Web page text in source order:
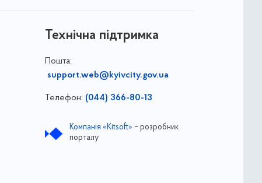
Технічна підтримка
Пошта:
support.web@kyivcity.gov.ua
Телефон: (044) 366-80-13
Компанія «Kitsoft» – розробник
порталу